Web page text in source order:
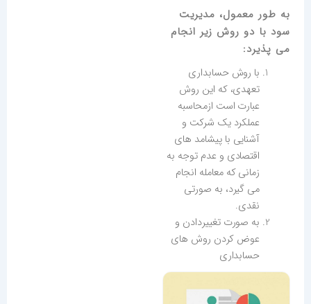
به طور معمول، مدیریت
سود با دو روش زیر انجام
می پذیرد:
با روش حسابداری
تعهدی، که این روش
عبارت است ازمحاسبه
عملکرد یک شرکت و
آشنایی با پیشامد های
اقتصادی و عدم توجه به
زمانی که معامله انجام
می گیرد، به صورتی
نقدی.
به صورت تغییردادن و
عوض کردن روش های
حسابداری